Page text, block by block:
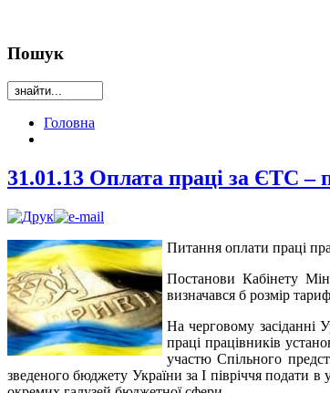
Пошук
Головна
31.01.13 Оплата праці за ЄТС
Питання оплати праці
Постанови Кабінету
визначався б розмір
На черговому засіданні
праці працівників
участю Спільного
зведеного бюджету України за І півріччя подати в